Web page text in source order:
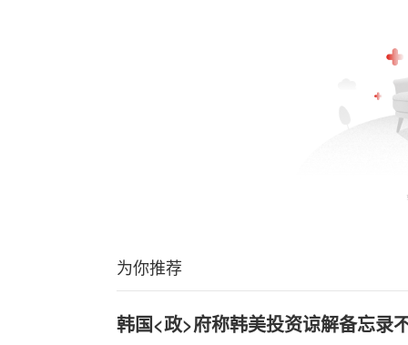
为你推荐
韩国<政>府称韩美投资谅解备忘录